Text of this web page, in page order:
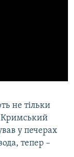
не тільки
Кримський
у печерах
тепер –